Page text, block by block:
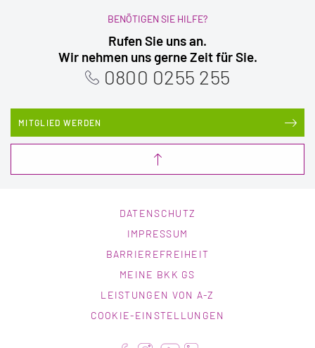
BENÖTIGEN SIE HILFE?
Rufen Sie uns an.
Wir nehmen uns gerne Zeit für Sie.
0800 0255 255
MITGLIED WERDEN
DATENSCHUTZ
IMPRESSUM
BARRIEREFREIHEIT
MEINE BKK GS
LEISTUNGEN VON A-Z
COOKIE-EINSTELLUNGEN